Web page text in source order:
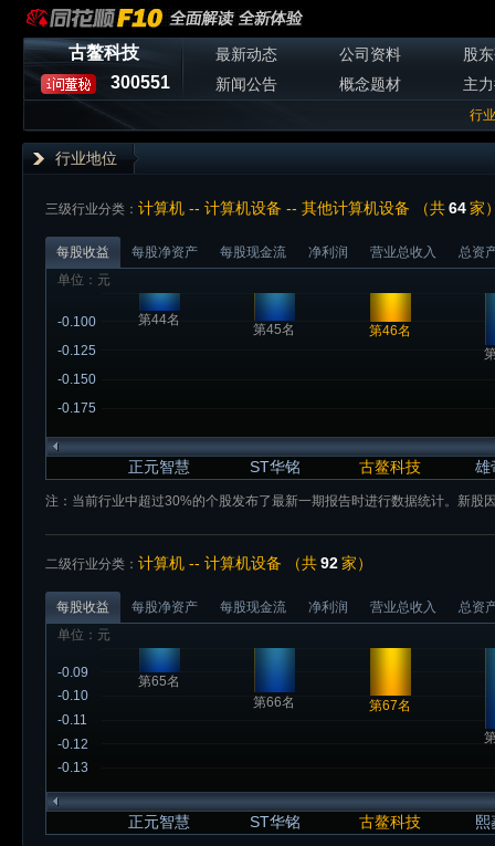
古鳌科技
300551
最新动态 公司资料
股
新闻公告
概念题材 主
行
行业地位
三级行业分类： 计算机 -- 计算机设备 -- 其他计算机设备 （共64家
每股收益 每股净资产 每股现金流 净利润 营业总收入
总资
单位：元
正元智慧 ST华铭 古鳌科技 雄
-0.175
-0.150
-0.125
-0.100 第44名
第45名
第46名
注：当前行业中超过30%的个股发布了最新一期报告时进行数据统计。新股
二级行业分类： 计算机 -- 计算机设备 （共92家）
每股收益 每股净资产 每股现金流 净利润 营业总收入
总资
单位：元
正元智慧 ST华铭 古鳌科技 熙
-0.13
-0.12
-0.11
-0.10
-0.09
第65名
第66名
第67名